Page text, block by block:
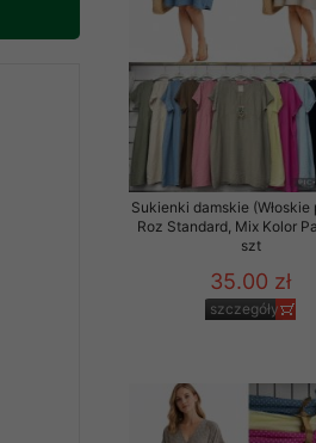
Sukienki damskie (Włoskie
Roz Standard, Mix Kolor
szt
35.00 zł
szczegóły
Klientów
ochronie danych
serwerach
pracownicy Sklepu.
Każdy Klient, który
ich weryfikacji,
Sklep nie przekazuje,
chyba że dzieje się
Nasz Sklep
jego indywidualnych
opcję przyjmowania
może wpłynąć na
Klienta przechowują